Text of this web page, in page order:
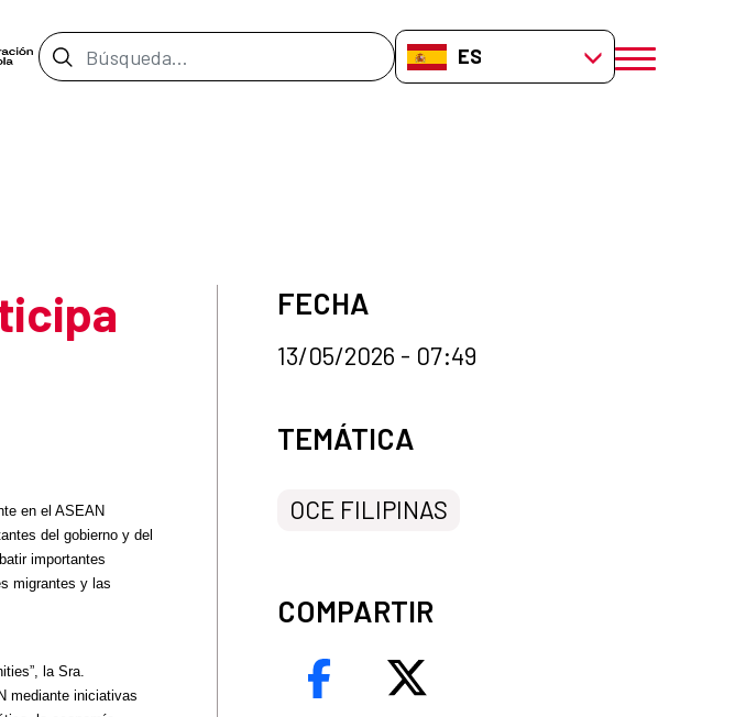
Barra de búsqueda ES-ES
menú móvil
en el ASEAN
del gobierno y del
importantes
migrantes y las
la Sra.
mediante iniciativas
FECHA
13/05/2026 - 07:49
Categorías de la noticia
TEMÁTICA
OCE FILIPINAS
COMPARTIR